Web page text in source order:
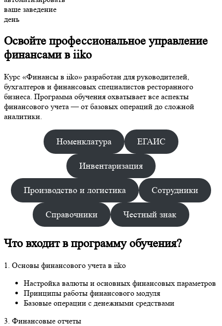
ваше заведение
день
Освойте профессиональное управление
финансами в iiko
Курс «Финансы в iiko» разработан для руководителей,
бухгалтеров и финансовых специалистов ресторанного
бизнеса. Программа обучения охватывает все аспекты
финансового учета — от базовых операций до сложной
аналитики.
Номенклатура ЕГАИС
Инвентаризация
Производство и логистика Сотрудники
Справочники Честный знак
Что входит в программу обучения?
1. Основы финансового учета в iiko
Настройка валюты и основных финансовых параметров
Принципы работы финансового модуля
Базовые операции с денежными средствами
3. Финансовые отчеты